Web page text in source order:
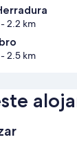
- 2.2 km
- 2.5 km